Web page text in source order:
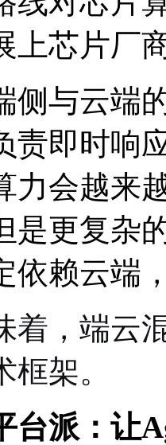
上芯片厂
侧与云端
责即时响
力会越来
是更复杂
依赖云端
着，端云
框架。
台派：让